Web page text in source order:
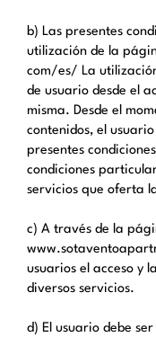
b) Las presentes
utilización de la
com/es/ La
de usuario desde el
misma. Desde el
contenidos, el
presentes
condiciones
servicios que oferta
c) A través de la
usuarios el acceso y
diversos servicios.
d) El usuario debe